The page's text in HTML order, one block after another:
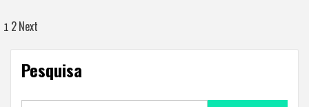
Posts
navigation
1 2Next
Pesquisa